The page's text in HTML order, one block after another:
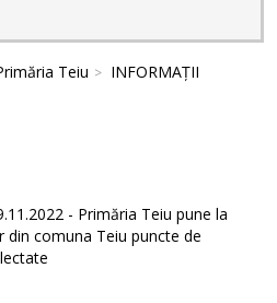
Teiu
INFORMAȚII
- Primăria Teiu pune la
din comuna Teiu puncte de